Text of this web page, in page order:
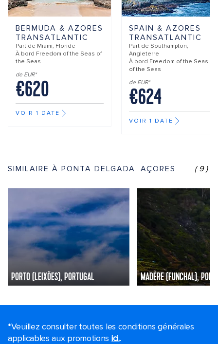
BERMUDA & AZORES
TRANSATLANTIC
Part de Miami, Floride
À bord Freedom of the Seas of
the Seas
de EUR*
€620
VOIR 1 DATE
SPAIN & AZORES
TRANSATLANTIC
Part de Southampton,
Angleterre
À bord Freedom of the Seas
of the Seas
de EUR*
€624
VOIR 1 DATE
SIMILAIRE À PONTA DELGADA, AÇORES (9)
PORTO (LEIXÕES), PORTUGAL MADÈRE (FUNCHAL),
*Veuillez consulter toutes les conditions générales
applicables aux promotions ici..